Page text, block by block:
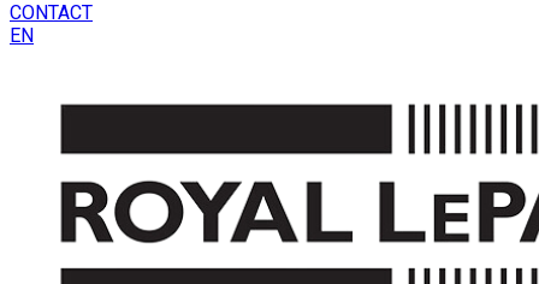
CONTACT
EN